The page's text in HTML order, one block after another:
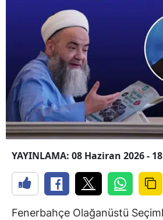
YAYINLAMA: 08 Haziran 2026 -
Fenerbahçe Olağanüstü